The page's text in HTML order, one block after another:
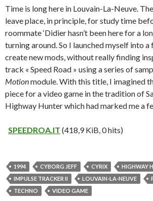
Time is long here in Louvain-La-Neuve.
leave place, in principle, for study time
roommate ‘Didier hasn’t been here for a
turning around. So I launched myself into
create new mods, without really finding
track « Speed ​​Road » using a series of
Motionmodule. With this title, I imagined
piece for a video game in the tradition of
Highway Hunter which had marked me a
SPEEDROA.IT (418,9 KiB, 0 hits)
1994 CYBORG JEFF CYRIX
HIGHWAY
IMPULSE TRACKER II
LOUVAIN-LA-NEUVE
TECHNO
VIDEO GAME